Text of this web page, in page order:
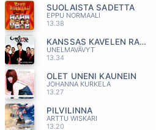
SUOLAISTA SADETTA
EPPU NORMAALI
13.38
KANSSAS KAVELEN RANTAA
UNELMAVÄVYT
13.34
OLET UNENI KAUNEIN
JOHANNA KURKELA
13.27
PILVILINNA
ARTTU WISKARI
13.20